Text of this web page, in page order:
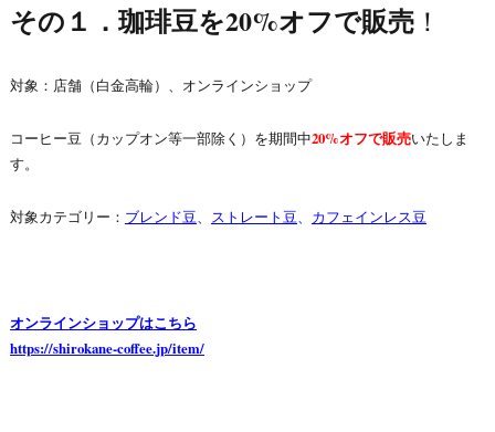
その１．珈琲豆を20%オフで販売！
対象：店舗（白金高輪）、オンラインショップ
コーヒー豆（カップオン等一部除く）を期間中20%オフで販売いたしま
す。
対象カテゴリー： ブレンド豆、 ストレート豆、 カフェインレス豆
オンラインショップはこちら
https://shirokane-coffee.jp/item/